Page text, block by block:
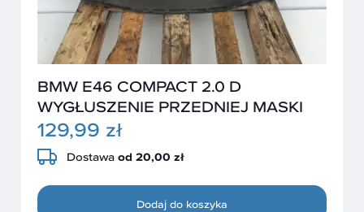
BMW E46 COMPACT 2.0 D
WYGŁUSZENIE PRZEDNIEJ MASKI
129,99 zł
Dostawa od 20,00 zł
Dodaj do koszyka